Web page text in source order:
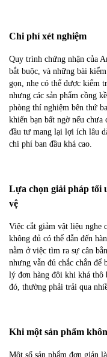
Chi phí xét nghiệm
Quy trình chứng nhận của
bắt buộc, và những bài
gọn, nhẹ có thể được kiểm
nhưng các sản phẩm cồng
phòng thí nghiệm bên thứ
khiến bạn bất ngờ nếu
đầu tư mang lại lợi ích lâu
chi phí ban đầu khá cao.
Lựa chọn giải pháp tối
vệ
Việc cắt giảm vật liệu nghe
không đủ có thể dẫn đến
nằm ở việc tìm ra sự cân
nhưng vẫn đủ chắc chắn để
lý đơn hàng đôi khi khá thô
đó, thường phải trải qua
Khi một sản phẩm
Một số sản phẩm đơn giản